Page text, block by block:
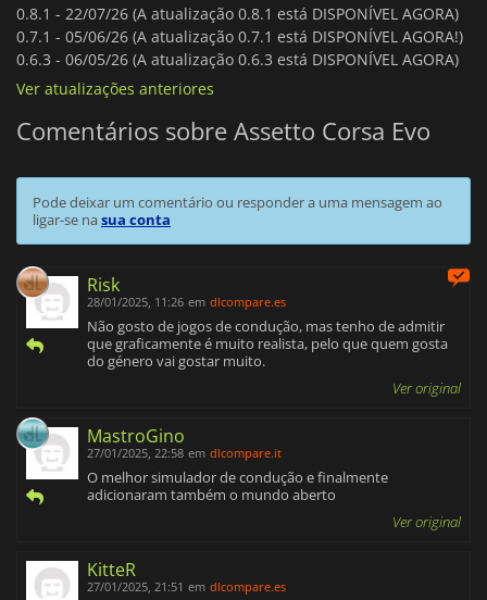
0.8.1 - 22/07/26 (A atualização 0.8.1 está DISPONÍVEL AGORA)
0.7.1 - 05/06/26 (A atualização 0.7.1 está DISPONÍVEL AGORA!)
0.6.3 - 06/05/26 (A atualização 0.6.3 está DISPONÍVEL AGORA)
Ver atualizações anteriores
Comentários sobre Assetto Corsa Evo
Pode deixar um comentário ou responder a uma mensagem ao
ligar-se nasua conta
Risk
28/01/2025, 11:26 em dlcompare.es
Não gosto de jogos de condução, mas tenho de admitir
que graficamente é muito realista, pelo que quem gosta
do género vai gostar muito.
Ver original
MastroGino
27/01/2025, 22:58 em dlcompare.it
O melhor simulador de condução e finalmente
adicionaram também o mundo aberto
Ver original
KitteR
27/01/2025, 21:51 em dlcompare.es